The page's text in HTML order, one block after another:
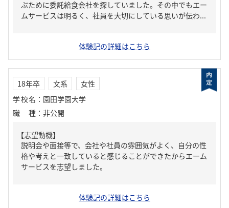
ぶために委託給食会社を探していました。その中でもエー
ムサービスは明るく、社員を大切にしている思いが伝わ...
体験記の詳細はこちら
18年卒 文系
女性
学校名 ： 園田学園大学
職種 ： 非公開
【志望動機】
説明会や面接等で、会社や社員の雰囲気がよく、自分の性
格や考えと一致していると感じることができたからエーム
サービスを志望しました。
体験記の詳細はこちら